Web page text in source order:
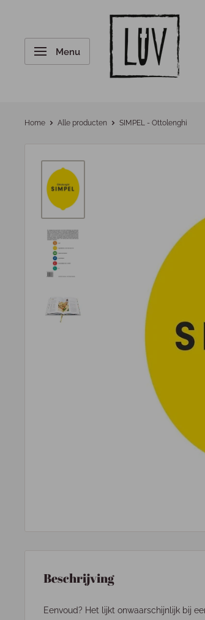
Menu
Home Alle producten SIMPEL - Ottolenghi
Beschrijving
Eenvoud? Het lijkt onwaarschijnlijk bij